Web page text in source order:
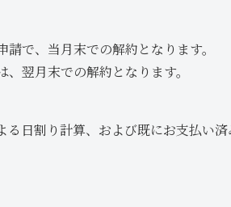
請で、当月末での解約となります。
、翌月末での解約となります。
る日割り計算、および既にお支払い